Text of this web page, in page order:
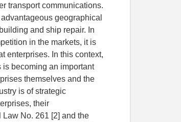
transport communications.
geographical
and ship repair. In
in the markets, it is
enterprises. In this context,
becoming an important
themselves and the
is of strategic
their
No. 261 [2] and the